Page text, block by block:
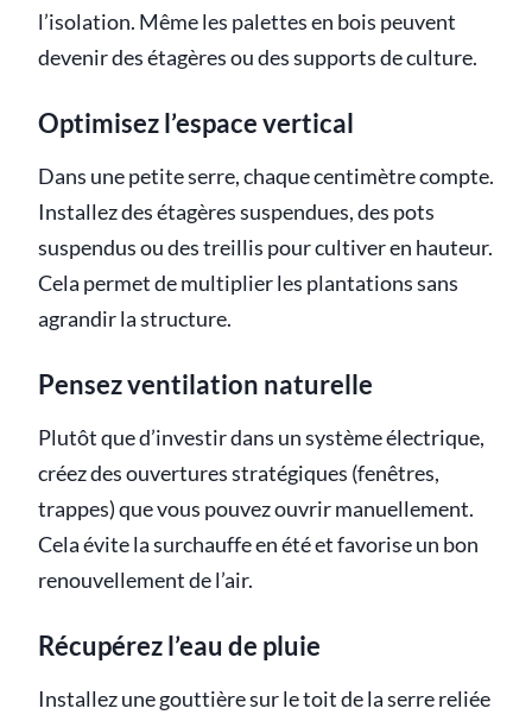
l’isolation. Même les palettes en bois peuvent
devenir des étagères ou des supports de culture.
Optimisez l’espace vertical
Dans une petite serre, chaque centimètre compte.
Installez des étagères suspendues, des pots
suspendus ou des treillis pour cultiver en hauteur.
Cela permet de multiplier les plantations sans
agrandir la structure.
Pensez ventilation naturelle
Plutôt que d’investir dans un système électrique,
créez des ouvertures stratégiques (fenêtres,
trappes) que vous pouvez ouvrir manuellement.
Cela évite la surchauffe en été et favorise un bon
renouvellement de l’air.
Récupérez l’eau de pluie
Installez une gouttière sur le toit de la serre reliée